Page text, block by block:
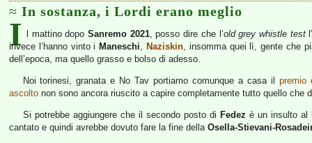
In sostanza, i Lordi erano meglio
I l mattino dopoSanremo 2021, posso dire che l’old grey whistle test
invece l’hanno vinto i Maneschi, Naziskin, insomma quei lì, gente che
dell’epoca, ma quello grasso e bolso di adesso.
Noi torinesi, granata e No Tav portiamo comunque a casa il premio
ascolto non sono ancora riuscito a capire completamente tutto quello che
Si potrebbe aggiungere che il secondo posto di Fedez è un insulto al
cantato e quindi avrebbe dovuto fare la fine della Osella-Stievani-